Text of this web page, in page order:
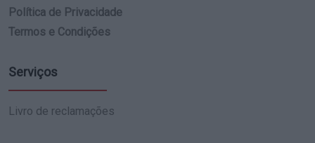
Política de Privacidade
Termos e Condições
Serviços
Livro de reclamações